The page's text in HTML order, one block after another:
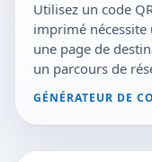
Utilisez un code
imprimé
une page de
un parcours de
GÉNÉRATEUR DE